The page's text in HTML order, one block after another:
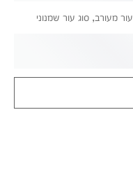
מעורב, סוג עור שמנוני